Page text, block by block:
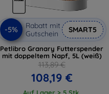
-5%
Rabatt mit
Gutschein
SMART5
Petlibro Granary Futterspender
mit doppeltem Napf, 5L (weiß)
113,89 €
108,19 €